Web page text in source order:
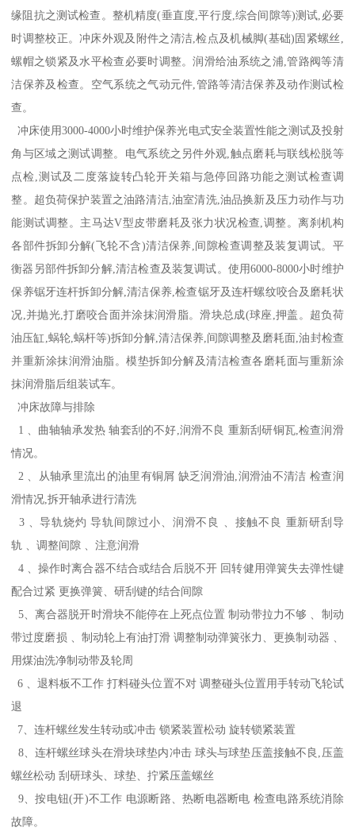
缘阻抗之测试检查。整机精度(垂直度,平行度,综合间隙等)测试,必要
时调整校正。冲床外观及附件之清洁,检点及机械脚(基础)固紧螺丝,
螺帽之锁紧及水平检查必要时调整。润滑给油系统之浦,管路阀等清
洁保养及检查。空气系统之气动元件,管路等清洁保养及动作测试检
查。
冲床使用3000-4000小时维护保养光电式安全装置性能之测试及投射
角与区域之测试调整。电气系统之另件外观,触点磨耗与联线松脱等
点检,测试及二度落旋转凸轮开关箱与急停回路功能之测试检查调
整。超负荷保护装置之油路清洁,油室清洗,油品换新及压力动作与功
能测试调整。主马达V型皮带磨耗及张力状况检查,调整。离刹机构
各部件拆卸分解(飞轮不含)清洁保养,间隙检查调整及装复调试。平
衡器另部件拆卸分解,清洁检查及装复调试。使用6000-8000小时维护
保养锯牙连杆拆卸分解,清洁保养,检查锯牙及连杆螺纹咬合及磨耗状
况,并抛光,打磨咬合面并涂抹润滑脂。滑块总成(球座,押盖。超负荷
油压缸,蜗轮,蜗杆等)拆卸分解,清洁保养,间隙调整及磨耗面,油封检查
并重新涂抹润滑油脂。模垫拆卸分解及清洁检查各磨耗面与重新涂
抹润滑脂后组装试车。
冲床故障与排除
1 、曲轴轴承发热 轴套刮的不好,润滑不良 重新刮研铜瓦,检查润滑
情况。
2 、从轴承里流出的油里有铜屑 缺乏润滑油,润滑油不清洁 检查润
滑情况,拆开轴承进行清洗
3 、导轨烧灼 导轨间隙过小、润滑不良 、接触不良 重新研刮导
轨 、调整间隙 、注意润滑
4 、操作时离合器不结合或结合后脱不开 回转健用弹簧失去弹性键
配合过紧 更换弹簧、研刮键的结合间隙
5、离合器脱开时滑块不能停在上死点位置 制动带拉力不够 、制动
带过度磨损 、制动轮上有油打滑 调整制动弹簧张力、更换制动器 、
用煤油洗净制动带及轮周
6 、退料板不工作 打料碰头位置不对 调整碰头位置用手转动飞轮试
退
7、连杆螺丝发生转动或冲击 锁紧装置松动 旋转锁紧装置
8、连杆螺丝球头在滑块球垫内冲击 球头与球垫压盖接触不良,压盖
螺丝松动 刮研球头、球垫、拧紧压盖螺丝
9、按电钮(开)不工作 电源断路、热断电器断电 检查电路系统消除
故障。